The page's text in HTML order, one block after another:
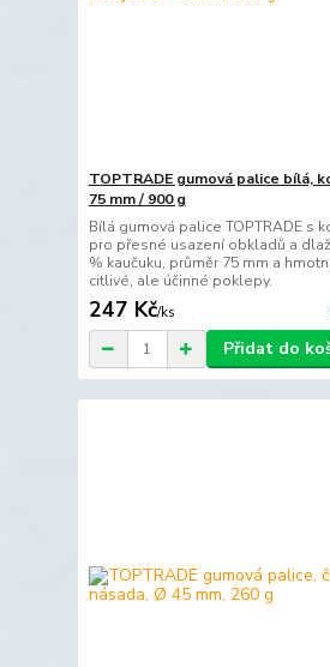
TOPTRADE gumová palice bílá,
75 mm / 900 g
Bílá gumová palice TOPTRADE s
pro přesné usazení obkladů a
% kaučuku, průměr 75 mm a
citlivé, ale účinné poklepy.
247 Kč/ks
Přidat do